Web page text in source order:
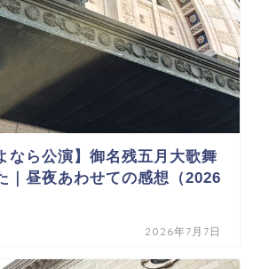
なら公演】御名残五月大歌舞
｜昼夜あわせての感想（2026
2026年7月7日